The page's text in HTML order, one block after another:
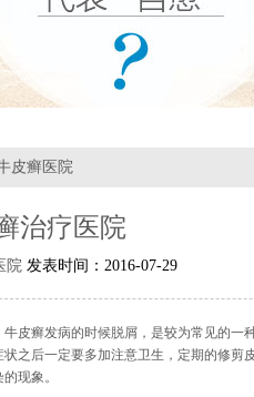
皮癣医院
治疗医院
院发表时间：2016-07-29
牛皮癣发病的时候脱屑，是较为常见的一
之后一定要多加注意卫生，定期的修剪
现象。